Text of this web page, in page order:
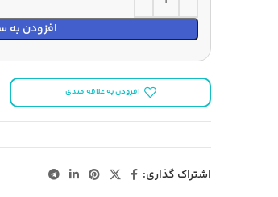
افزودن به
افزودن به علاقه مندی
اشتراک گذاری: